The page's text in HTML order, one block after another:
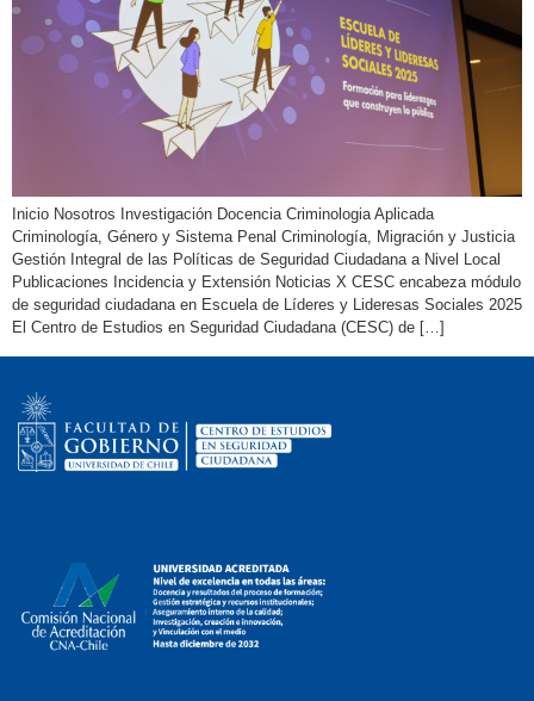
Inicio Nosotros Investigación Docencia Criminologia Aplicada
Criminología, Género y Sistema Penal Criminología, Migración y Justicia
Gestión Integral de las Políticas de Seguridad Ciudadana a Nivel Local
Publicaciones Incidencia y Extensión Noticias X CESC encabeza módulo
de seguridad ciudadana en Escuela de Líderes y Lideresas Sociales 2025
El Centro de Estudios en Seguridad Ciudadana (CESC) de […]